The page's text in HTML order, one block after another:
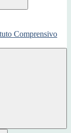
Comprensivo